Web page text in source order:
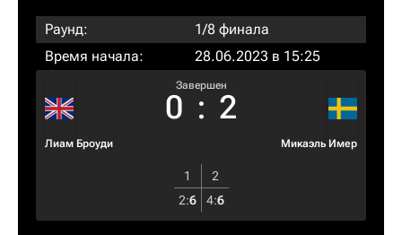
Раунд:
1/8 финала
Время начала:
28.06.2023 в 15:25
Лиам Броуди
Завершен
0 : 2
Микаэль Имер
1
2
2:6 4:6